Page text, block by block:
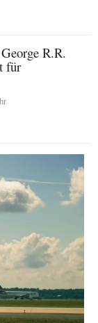
R.R.
für